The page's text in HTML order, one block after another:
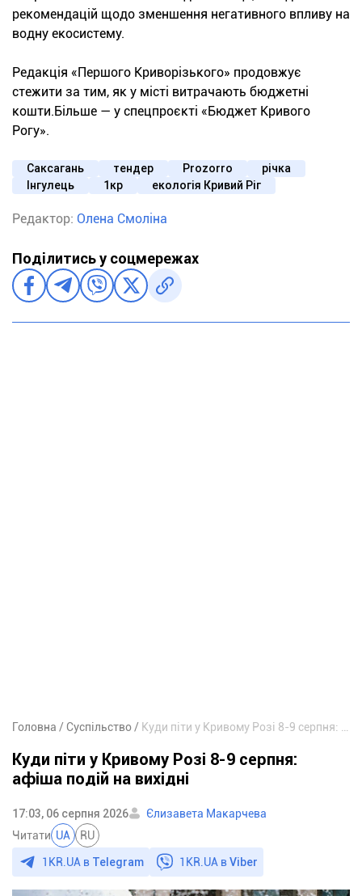
рекомендацій щодо зменшення негативного впливу на
водну екосистему.
Редакція «Першого Криворізького» продовжує
стежити за тим, як у місті витрачають бюджетні
кошти.Більше — у спецпроєкті «Бюджет Кривого
Рогу».
Саксагань тендер Prozorro
річка
Інгулець
1кр екологія Кривий Ріг
Редактор: Олена Смоліна
Поділитись у соцмережах
Головна Суспільство
Куди піти у Кривому Розі 8-9 серпня:
афіша подій на вихідні
17:03, 06 серпня 2026
Єлизавета Макарчева
Читати UA RU
1KR.UA в Telegram 1KR.UA вViber